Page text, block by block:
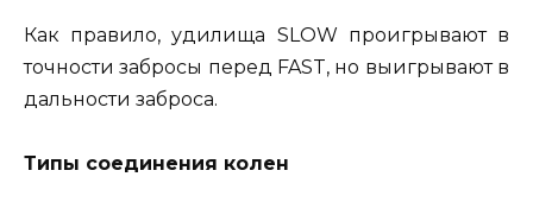
Как правило, удилища SLOW проигрывают в
точности забросы перед FAST, но выигрывают в
дальности заброса.
Типы соединения колен